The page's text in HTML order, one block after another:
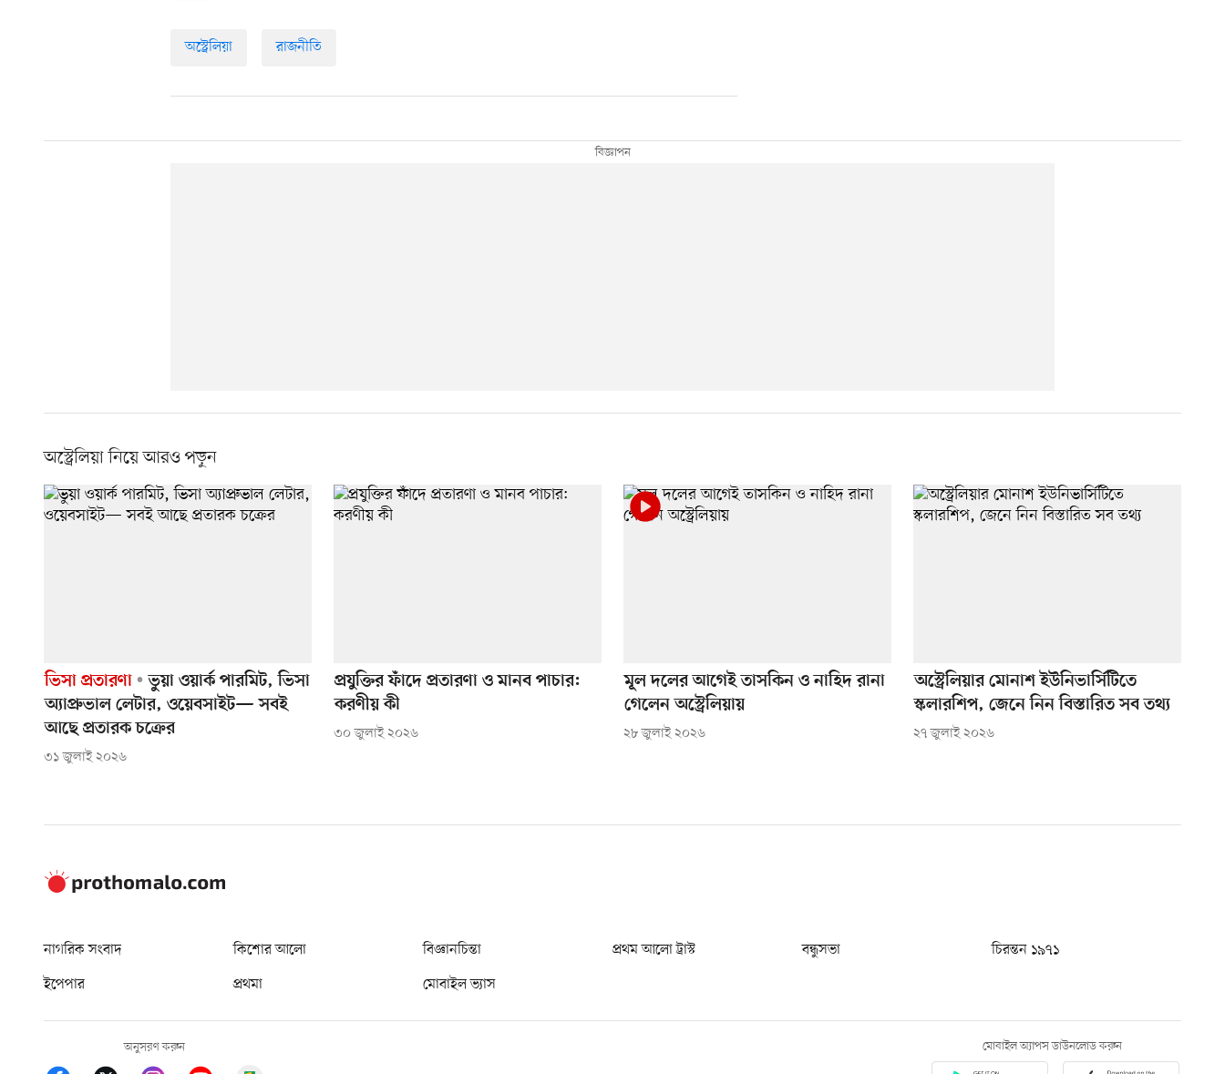
অস্ট্রেলিয়া রাজনীতি
অস্ট্রেলিয়া নিয়ে আরও পড়ুন
ভিসা প্রতারণা
ভুয়া ওয়ার্ক পারমিট, ভিসা
অ্যাপ্রুভাল লেটার, ওয়েবসাইট— সবই
আছে প্রতারক চক্রের
৩১ জুলাই ২০২৬
প্রযুক্তির ফাঁদে প্রতারণা ও মানব পাচার:
করণীয় কী
৩০ জুলাই ২০২৬
মূল দলের আগেই তাসকিন ও নাহিদ রানা
গেলেন অস্ট্রেলিয়ায়
২৮ জুলাই ২০২৬
অস্ট্রেলিয়ার মোনাশ ইউনিভার্সিটিতে
স্কলারশিপ, জেনে নিন বিস্তারিত সব তথ্য
২৭ জুলাই ২০২৬
নাগরিক সংবাদ কিশোর আলো বিজ্ঞানচিন্তা প্রথম আলো ট্রাস্ট বন্ধুসভা
চিরন্তন ১৯৭১
ইপেপার
প্রথমা মোবাইল ভ্যাস
অনুসরণ করুন মোবাইল অ্যাপস ডাউনলোড করুন